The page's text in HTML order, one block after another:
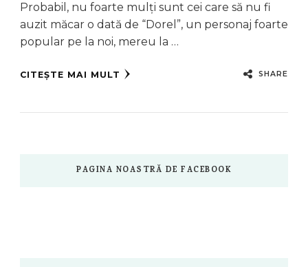
Probabil, nu foarte mulți sunt cei care să nu fi
auzit măcar o dată de “Dorel”, un personaj foarte
popular pe la noi, mereu la …
CITEȘTE MAI MULT SHARE
PAGINA NOASTRĂ DE FACEBOOK